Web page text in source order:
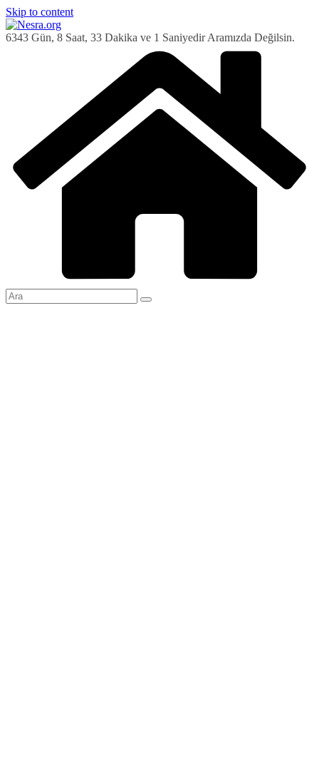
Skip to content
6343 Gün, 8 Saat, 33 Dakika ve 2 Saniyedir Aramızda Değilsin.